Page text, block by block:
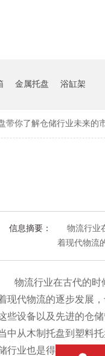
金属托盘 浴缸架
带你了解仓储行业未来的
信息摘要：
物流行业在
着现代物流
物流行业在古代的时候
现代物流的逐步发展
些设备以及先进的仓储
中从木制托盘到塑料托
行业也是得到了飞速的